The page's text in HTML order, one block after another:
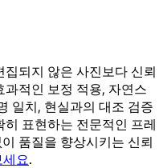
되지 않은 사진보다 신뢰
적인 보정 적용, 자연스
일치, 현실과의 대조 검증
표현하는 전문적인 프레
품질을 향상시키는 신뢰
요.